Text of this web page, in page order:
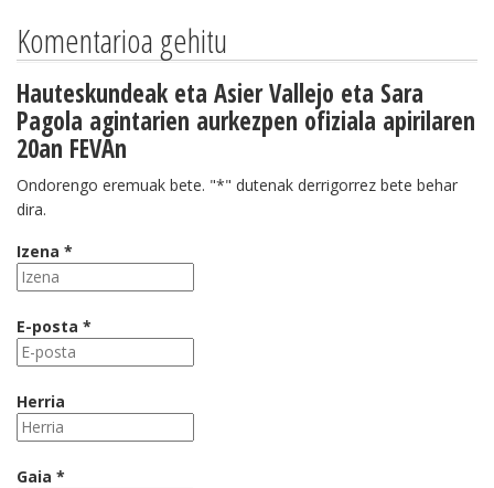
Komentarioa gehitu
Hauteskundeak eta Asier Vallejo eta Sara
Pagola agintarien aurkezpen ofiziala apirilaren
20an FEVAn
Ondorengo eremuak bete. "*" dutenak derrigorrez bete behar
dira.
Izena *
E-posta *
Herria
Gaia *